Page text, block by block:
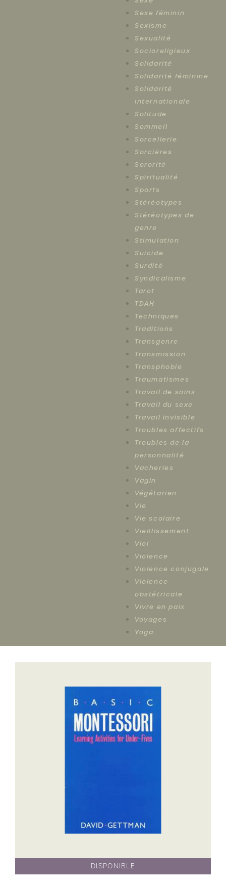
Sexe féminin
Sexisme
Sexualité
Socioreligieux
Solidarité
Solidarité féminine
Solidarité
internationale
Solitude
Sommeil
Sorcellerie
Sorcières
Sororité
Spiritualité
Sports
Stéréotypes
Stéréotypes de
genre
Stimulation
Suicide
Surdité
Syndicalisme
Tarot
TDAH
Techniques
Traditions
Transgenre
Transmission
Transphobie
Traumatismes
Travail de soins
Travail du sexe
Travail invisible
Troubles affectifs
Troubles de la
personnalité
Vacheries
Vagin
Végétarien
Vie
Vie scolaire
Vieillissement
Viol
Violence
Violence conjugale
Violence
obstétricale
Vivre en paix
Voyages
Yoga
DISPONIBLE